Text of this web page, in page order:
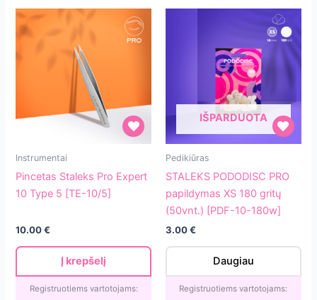
Pincetas
Expert
Type
5
10/5]
Instrumentai
Pincetas Staleks Pro Expert
10 Type 5 [TE-10/5]
10.00€
Į krepšelį
Registruotiems vartotojams:
STALEKS
papildymas
XS
180
[PDF-
IŠPARDUOTA
Pedikiūras
STALEKS PODODISC PRO
papildymas XS 180 gritų
(50vnt.) [PDF-10-180w]
3.00€
Daugiau
Registruotiems vartotojams: